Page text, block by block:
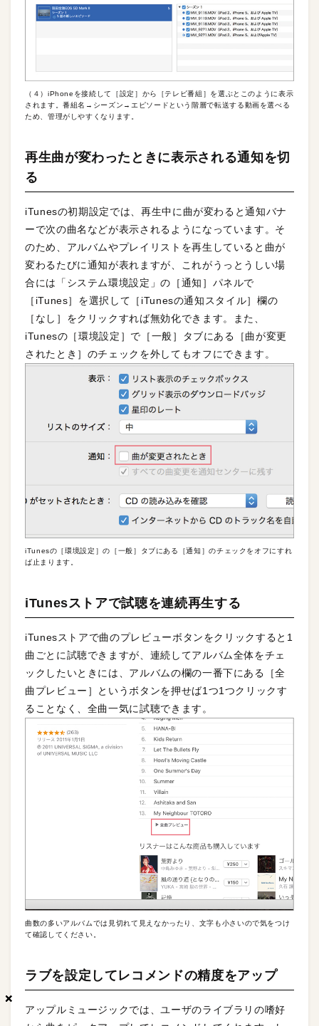
×
×
×
（４）iPhoneを接続して［設定］から［テレビ番組］を選ぶとこのように表示
されます。番組名→シーズン→エピソードという階層で転送する動画を選べる
ため、管理がしやすくなります。
再生曲が変わったときに表示される通知を切
る
iTunesの初期設定では、再生中に曲が変わると通知バナ
ーで次の曲名などが表示されるようになっています。そ
のため、アルバムやプレイリストを再生していると曲が
変わるたびに通知が表れますが、これがうっとうしい場
合には「システム環境設定」の［通知］パネルで
［iTunes］を選択して［iTunesの通知スタイル］欄の
［なし］をクリックすれば無効化できます。また、
iTunesの［環境設定］で［一般］タブにある［曲が変更
されたとき］のチェックを外してもオフにできます。
iTunesの［環境設定］の［一般］タブにある［通知］のチェックをオフにすれ
ば止まります。
iTunesストアで試聴を連続再生する
iTunesストアで曲のプレビューボタンをクリックすると1
曲ごとに試聴できますが、連続してアルバム全体をチェ
ックしたいときには、アルバムの欄の一番下にある［全
曲プレビュー］というボタンを押せば1つ1つクリックす
ることなく、全曲一気に試聴できます。
曲数の多いアルバムでは見切れて見えなかったり、文字も小さいので気をつけ
て確認してください。
ラブを設定してレコメンドの精度をアップ
アップルミュージックでは、ユーザのライブラリの嗜好